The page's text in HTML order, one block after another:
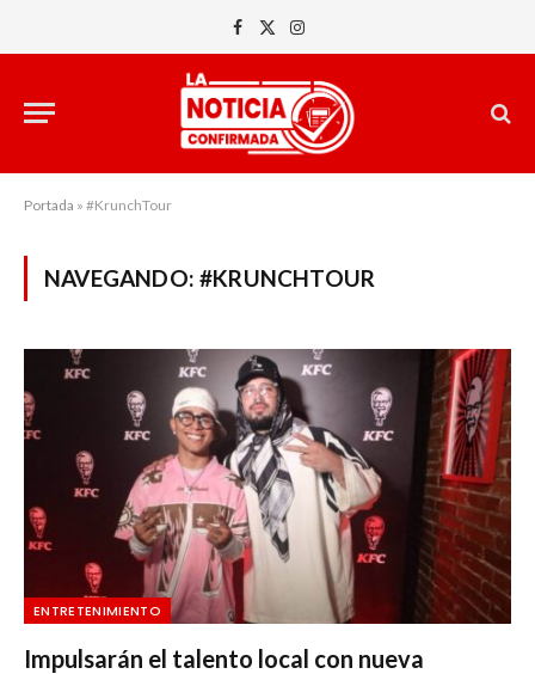
Facebook
X
Instagram
Portada » #KrunchTour
NAVEGANDO:#KRUNCHTOUR
ENTRETENIMIENTO
Impulsarán el talento local con nueva